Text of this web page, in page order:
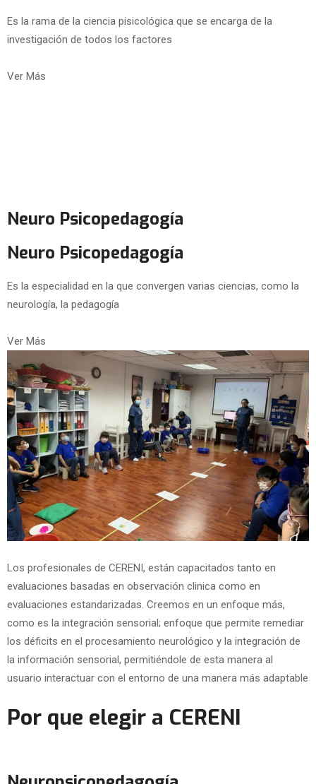
Es la rama de la ciencia pisicológica que se encarga de la
investigación de todos los factores
Ver Más
Neuro Psicopedagogía
Neuro Psicopedagogía
Es la especialidad en la que convergen varias ciencias, como la
neurología, la pedagogía
Ver Más
Los profesionales de CERENI, están capacitados tanto en
evaluaciones basadas en observación clinica como en
evaluaciones estandarizadas. Creemos en un enfoque más,
como es la integración sensorial; enfoque que permite remediar
los déficits en el procesamiento neurológico y la integración de
la información sensorial, permitiéndole de esta manera al
usuario interactuar con el entorno de una manera más adaptable
Por que elegir a CERENI